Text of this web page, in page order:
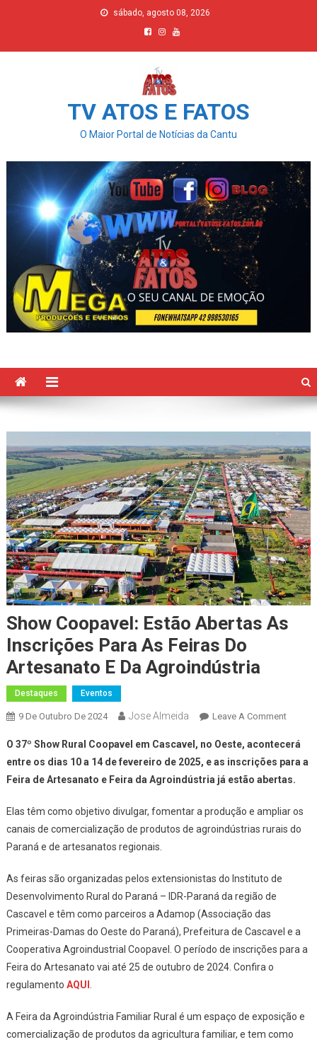
sábado, agosto 08, 2026
TV ATOS E FATOS
O Maior Portal de Notícias da Cantu
Show Coopavel: Estão Abertas As
Inscrições Para As Feiras Do
Artesanato E Da Agroindústria
Destaques Eventos
9 De Outubro De 2024 Jose Almeida Leave A CommentOn
Estão
Para
O 37º Show Rural Coopavel em Cascavel, no Oeste, acontecerá
entre os dias 10 a 14 de fevereiro de 2025, e as inscrições para a
Feira de Artesanato e Feira da Agroindústria já estão abertas.
Elas têm como objetivo divulgar, fomentar a produção e ampliar os
canais de comercialização de produtos de agroindústrias rurais do
Paraná e de artesanatos regionais.
As feiras são organizadas pelos extensionistas do Instituto de
Desenvolvimento Rural do Paraná – IDR-Paraná da região de
Cascavel e têm como parceiros a Adamop (Associação das
Primeiras-Damas do Oeste do Paraná), Prefeitura de Cascavel e a
Cooperativa Agroindustrial Coopavel. O período de inscrições para a
Feira do Artesanato vai até 25 de outubro de 2024. Confira o
regulamento AQUI
A Feira da Agroindústria Familiar Rural é um espaço de exposição e
comercialização de produtos da agricultura familiar, e tem como